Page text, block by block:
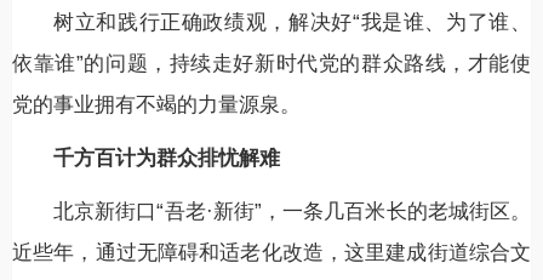
树立和践行正确政绩观，解决好“我是谁、为了谁、
依靠谁”的问题，持续走好新时代党的群众路线，才能使
党的事业拥有不竭的力量源泉。
千方百计为群众排忧解难
北京新街口“吾老·新街”，一条几百米长的老城街区。
近些年，通过无障碍和适老化改造，这里建成街道综合文